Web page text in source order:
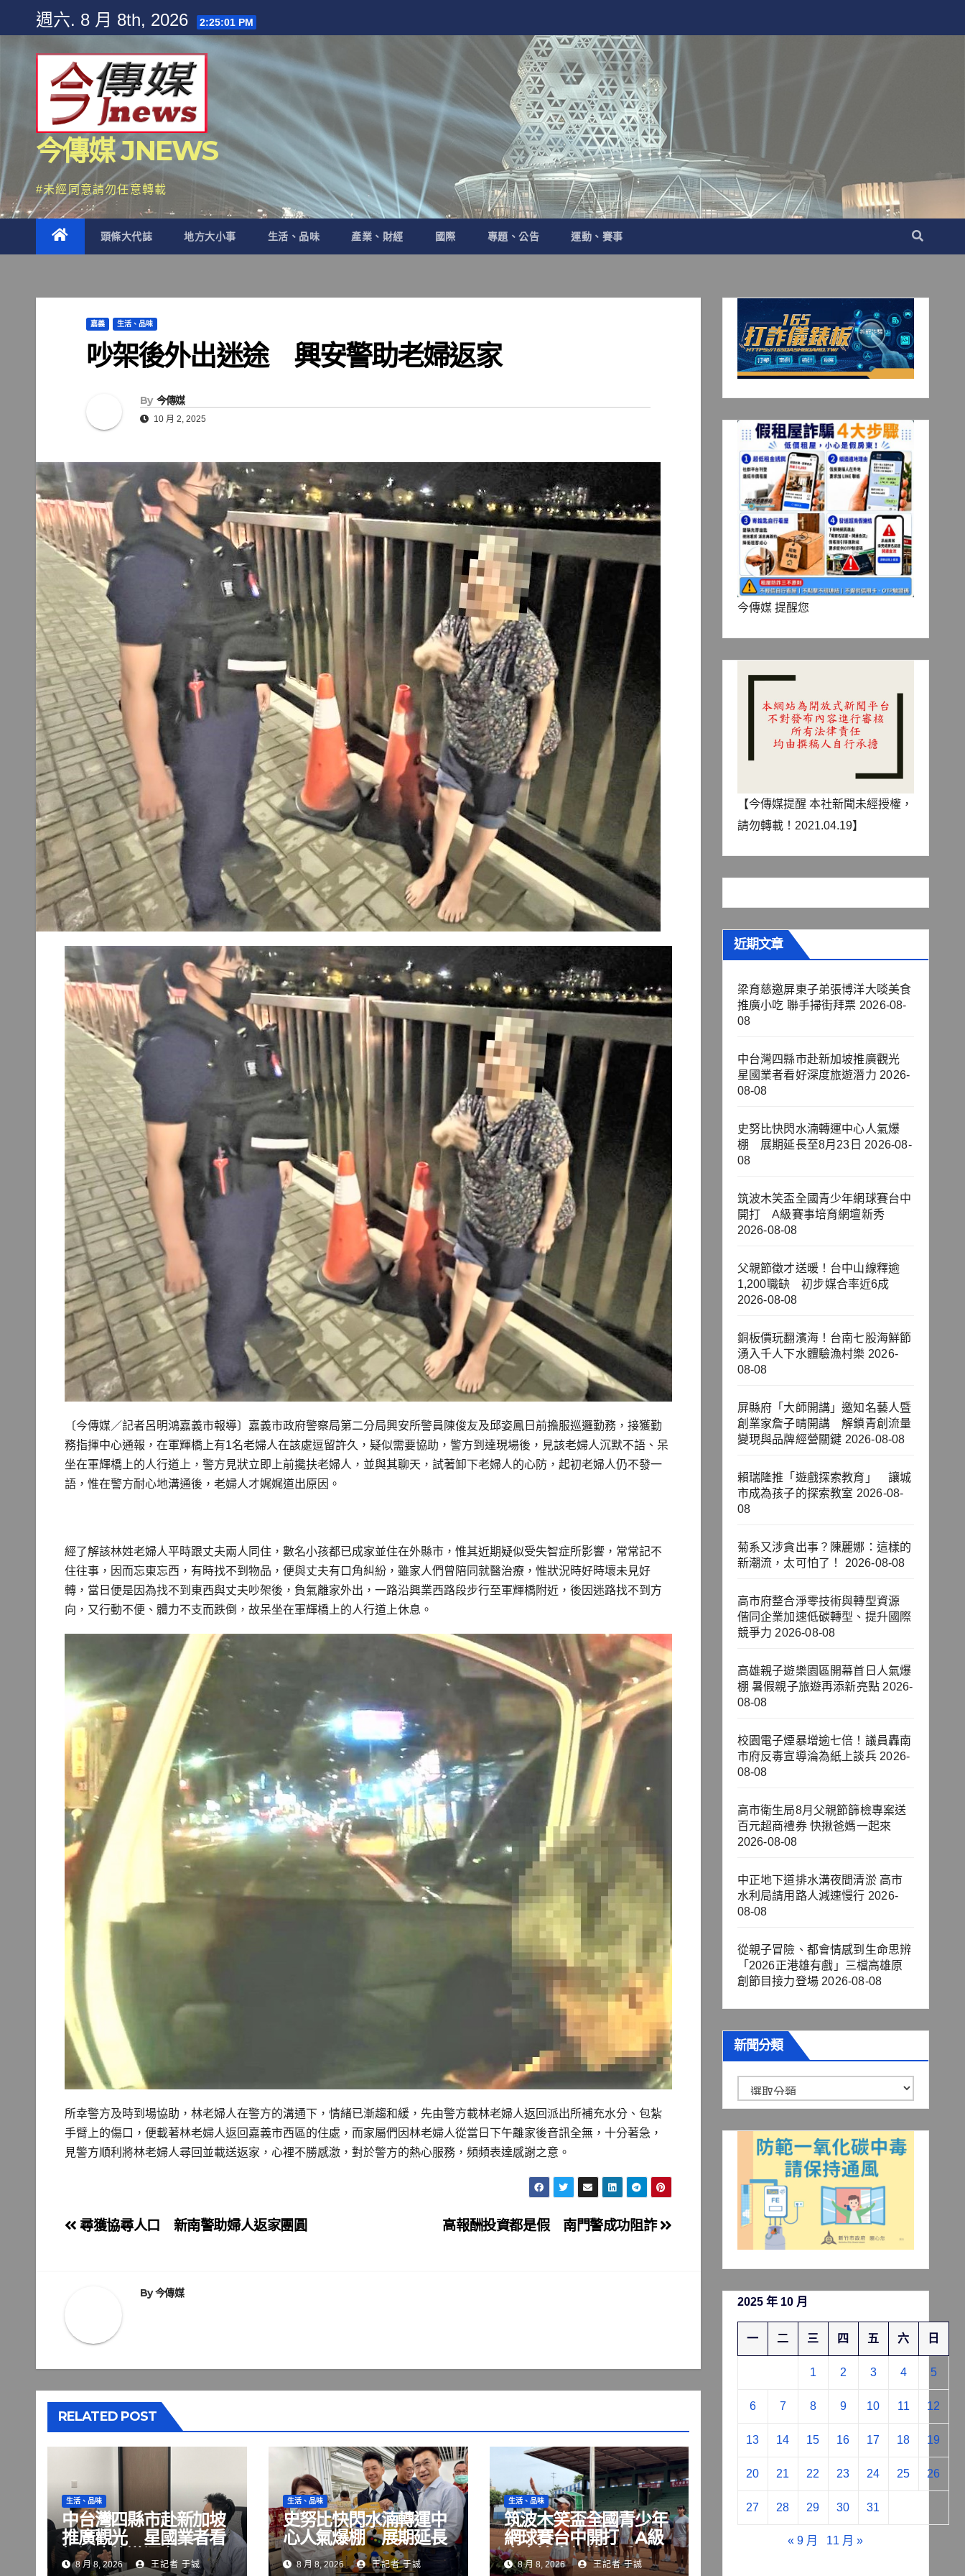
content
週六. 8 月 8th, 2026 2:25:03 PM
今傳媒 JNEWS
#未經同意請勿任意轉載
頭條大代誌 地方大小事 生活、品味 產業、財經 國際 專題、公告 運動、賽事
嘉義 生活、品味
吵架後外出迷途 興安警助老婦返家
By 今傳媒
10 月 2, 2025
〔今傳媒／記者呂明鴻嘉義市報導〕嘉義市政府警察局第二分局興安所警員陳俊友及邱姿鳳日前擔服巡邏勤務，接獲勤
務指揮中心通報，在軍輝橋上有1名老婦人在該處逗留許久，疑似需要協助，警方到達現場後，見該老婦人沉默不語、呆
坐在軍輝橋上的人行道上，警方見狀立即上前攙扶老婦人，並與其聊天，試著卸下老婦人的心防，起初老婦人仍不發一
語，惟在警方耐心地溝通後，老婦人才娓娓道出原因。
經了解該林姓老婦人平時跟丈夫兩人同住，數名小孩都已成家並住在外縣市，惟其近期疑似受失智症所影響，常常記不
住往事，因而忘東忘西，有時找不到物品，便與丈夫有口角糾紛，雖家人們曾陪同就醫治療，惟狀況時好時壞未見好
轉，當日便是因為找不到東西與丈夫吵架後，負氣離家外出，一路沿興業西路段步行至軍輝橋附近，後因迷路找不到方
向，又行動不便、體力不支而跌倒，故呆坐在軍輝橋上的人行道上休息。
所幸警方及時到場協助，林老婦人在警方的溝通下，情緒已漸趨和緩，先由警方載林老婦人返回派出所補充水分、包紮
手臂上的傷口，便載著林老婦人返回嘉義市西區的住處，而家屬們因林老婦人從當日下午離家後音訊全無，十分著急，
見警方順利將林老婦人尋回並載送返家，心裡不勝感激，對於警方的熱心服務，頻頻表達感謝之意。
文
覽
高報酬投資都是假 南門警成功阻詐
尋獲協尋人口 新南警助婦人返家團圓
By今傳媒
RELATED POST
生活、品味
中台灣四縣市赴新加坡
推廣觀光 星國業者看
好深度旅遊潛力
8 月 8, 2026 王記者 于誠
生活、品味
史努比快閃水湳轉運中
心人氣爆棚 展期延長
至8月23日
8 月 8, 2026 王記者 于誠
生活、品味
筑波木笑盃全國青少年
網球賽台中開打 A級
賽事培育網壇新秀
8 月 8, 2026 王記者 于誠
今傳媒 提醒您
【今傳媒提醒 本社新聞未經授權，
請勿轉載！2021.04.19】
近期文章
梁育慈邀屏東子弟張博洋大啖美食
推廣小吃 聯手掃街拜票 2026-08-
08
中台灣四縣市赴新加坡推廣觀光
星國業者看好深度旅遊潛力 2026-
08-08
史努比快閃水湳轉運中心人氣爆
棚 展期延長至8月23日 2026-08-
08
筑波木笑盃全國青少年網球賽台中
開打 A級賽事培育網壇新秀
2026-08-08
父親節徵才送暖！台中山線釋逾
1,200職缺 初步媒合率近6成
2026-08-08
銅板價玩翻濱海！台南七股海鮮節
湧入千人下水體驗漁村樂 2026-
08-08
屏縣府「大師開講」邀知名藝人暨
創業家詹子晴開講 解鎖青創流量
變現與品牌經營關鍵 2026-08-08
賴瑞隆推「遊戲探索教育」 讓城
市成為孩子的探索教室 2026-08-
08
菊系又涉貪出事？陳麗娜：這樣的
新潮流，太可怕了！
2026-08-08
高市府整合淨零技術與轉型資源
偕同企業加速低碳轉型、提升國際
競爭力 2026-08-08
高雄親子遊樂園區開幕首日人氣爆
棚 暑假親子旅遊再添新亮點 2026-
08-08
校園電子煙暴增逾七倍！議員轟南
市府反毒宣導淪為紙上談兵 2026-
08-08
高市衛生局8月父親節篩檢專案送
百元超商禮券 快揪爸媽一起來
2026-08-08
中正地下道排水溝夜間清淤 高市
水利局請用路人減速慢行 2026-
08-08
從親子冒險、都會情感到生命思辨
「2026正港雄有戲」三檔高雄原
創節目接力登場 2026-08-08
新聞分類
聞
分
2025 年 10 月
一 二 三 四 五 六 日
1 2 3 4 5
6 7 8 9 10 11 12
13 14 15 16 17 18 19
20 21 22 23 24 25 26
27 28 29 30 31
« 9 月 11 月 »